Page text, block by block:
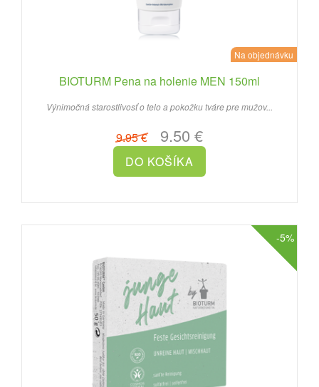
Na objednávku
BIOTURM Pena na holenie MEN 150ml
Výnimočná starostlivosť o telo a pokožku tváre pre mužov...
9.95 €9.50 €
-5%